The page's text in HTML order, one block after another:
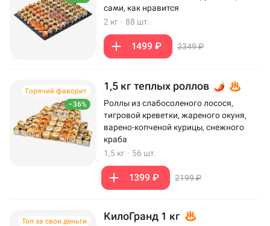
сами, как нравится
2 кг · 88 шт.
1499 ₽ 3349 ₽
–36%
Горячий фаворит 1,5 кг теплых роллов
Роллы из слабосоленого лосося,
тигровой креветки, жареного окуня,
варено-копченой курицы, снежного
краба
1,5 кг · 56 шт.
1399 ₽ 2199 ₽
Топ за свои деньги КилоГранд 1 кг